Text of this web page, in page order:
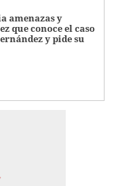
amenazas y
que conoce el caso
y pide su